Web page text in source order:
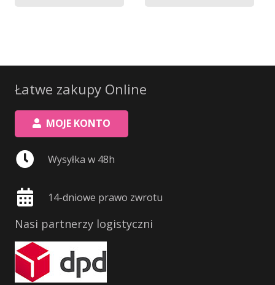
Łatwe zakupy Online
MOJE KONTO
Wysyłka w 48h
14-dniowe prawo zwrotu
Nasi partnerzy logistyczni